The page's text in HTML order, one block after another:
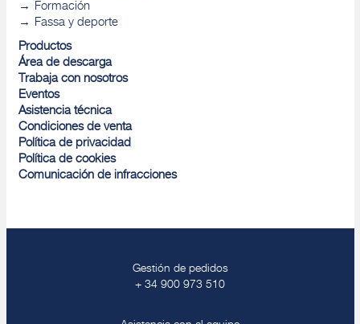
Formación
Fassa y deporte
Productos
Área de descarga
Trabaja con nosotros
Eventos
Asistencia técnica
Condiciones de venta
Política de privacidad
Política de cookies
Comunicación de infracciones
Gestión de pedidos
+ 34 900 973 510